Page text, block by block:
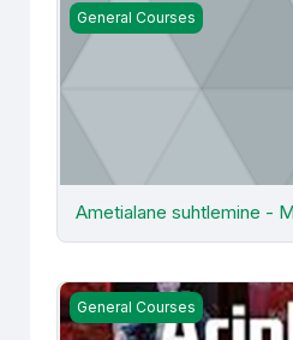
Ametialane suhtlemine - M.
General Courses
Ametialane suhtlemine -
Äriplaan (MÄJ015)
General Courses